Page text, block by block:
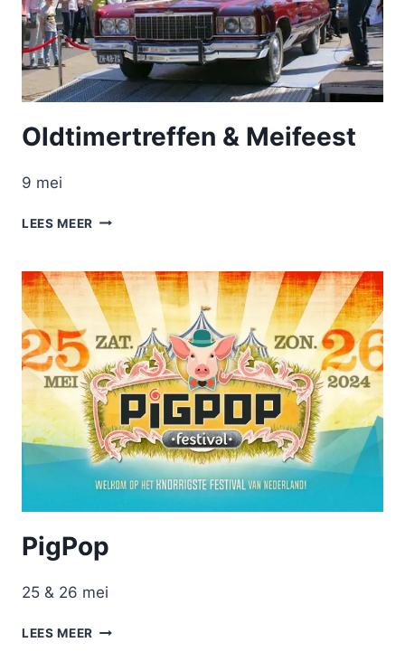
Oldtimertreffen & Meifeest
9 mei
LEES MEER OLDTIMERTREFFEN
PigPop
25 & 26 mei
LEES MEER PIGPOP